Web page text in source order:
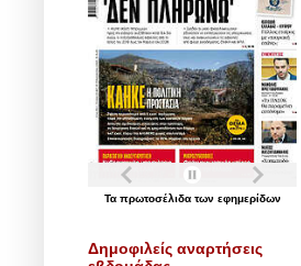
Τα πρωτοσέλιδα των εφημερίδων
Δημοφιλείς αναρτήσεις